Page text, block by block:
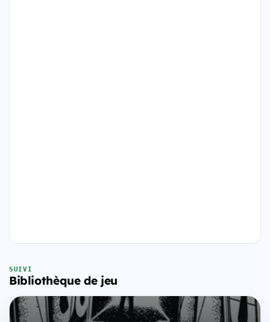
SUIVI
Bibliothèque de jeu